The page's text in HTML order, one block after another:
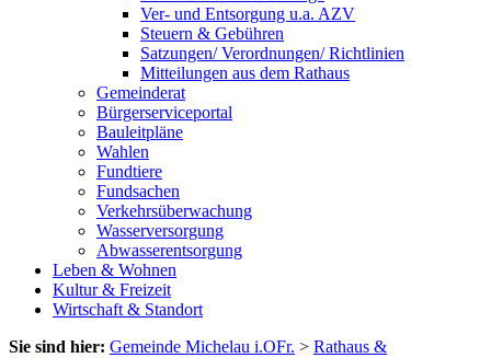
Ver- und Entsorgung u.a. AZV
Steuern & Gebühren
Satzungen/ Verordnungen/ Richtlinien
Mitteilungen aus dem Rathaus
Gemeinderat
Bürgerserviceportal
Bauleitpläne
Wahlen
Fundtiere
Fundsachen
Verkehrsüberwachung
Wasserversorgung
Abwasserentsorgung
Leben & Wohnen
Kultur & Freizeit
Wirtschaft & Standort
Sie sind hier: Gemeinde Michelau i.OFr. > Rathaus &